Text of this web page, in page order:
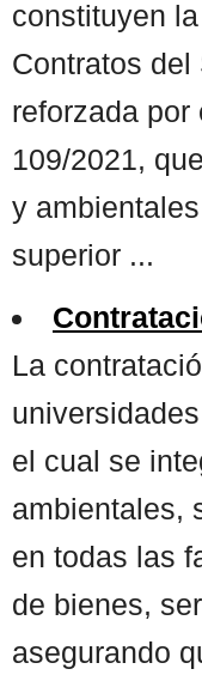
constituyen
Contratos del
reforzada por
109/2021,
y
superior ...
La
el cual se
ambientales,
en todas las
de bienes,
asegurando